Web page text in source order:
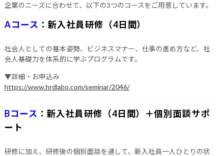
企業のニーズに合わせて、以下の3つのコースをご用意しています。
Aコース ：新入社員研修（4日間）
社会人としての基本姿勢、ビジネスマナー、仕事の進め方など、社
会人基礎力を体系的に学ぶプログラムです。
▼詳細・お申込み
https://www.hrdlabo.com/seminar/2046/
Bコース ：新入社員研修（4日間）＋個別面談サポ
ート
研修に加え、研修後の個別面談を通して、新入社員一人ひとりの状